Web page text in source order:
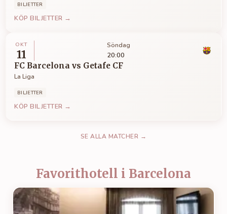
BILJETTER
KÖP BILJETTER →
OKT
11
Söndag
20:00
FC Barcelona vs Getafe CF
La Liga
BILJETTER
KÖP BILJETTER →
SE ALLA MATCHER →
Favorithotell i Barcelona